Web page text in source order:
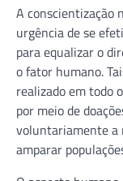
A conscientização
urgência de se
para equalizar o
o fator humano.
realizado em todo
por meio de
voluntariamente a
amparar